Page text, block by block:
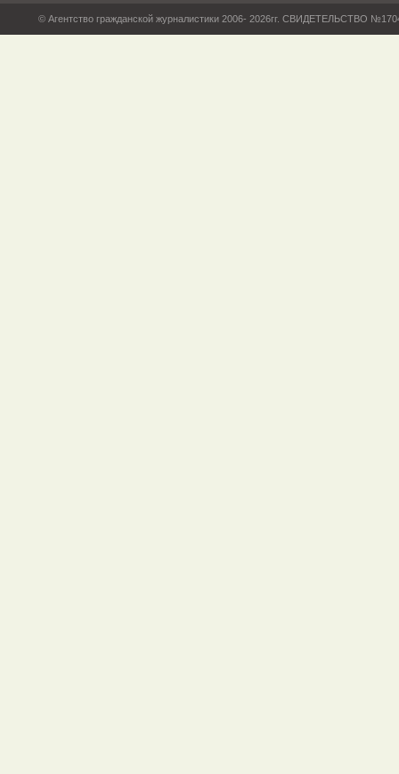
© Агентство гражданской журналистики 2006- 2026гг. СВИДЕТЕЛЬСТВО